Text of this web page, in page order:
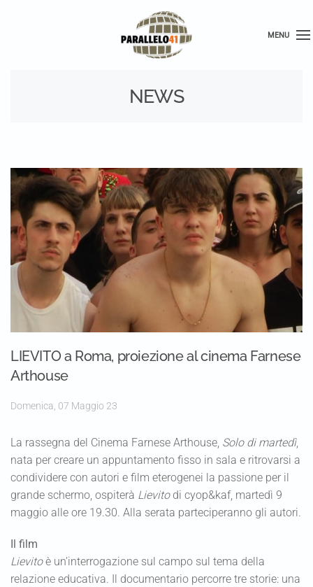
MENU
NEWS
LIEVITO a Roma, proiezione al cinema Farnese
Arthouse
Domenica, 07 Maggio 23
La rassegna del Cinema Farnese Arthouse, Solo di martedì,
nata per creare un appuntamento fisso in sala e ritrovarsi a
condividere con autori e film eterogenei la passione per il
grande schermo, ospiterà Lievitodi cyop&kaf, martedì 9
maggio alle ore 19.30. Alla serata parteciperanno gli autori.
Il film
Lievitoè un’interrogazione sul campo sul tema della
relazione educativa. Il documentario percorre tre storie: una